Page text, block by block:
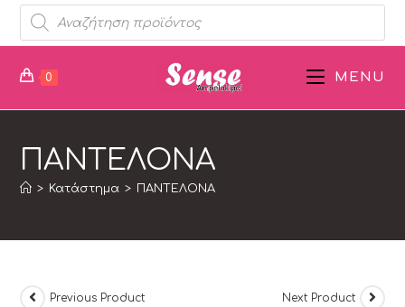
0 MENU
ΠΑΝΤΕΛΟΝΑ
> Κατάστημα > ΠΑΝΤΕΛΟΝΑ
Previous Product Next Product